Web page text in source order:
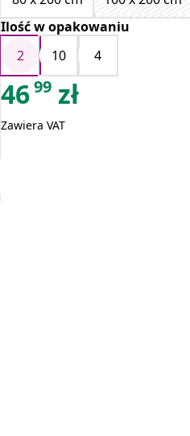
zielone
jabłuszko
Różowy
Ilość w opakowaniu
2
10 4
4699 zł
Zawiera VAT